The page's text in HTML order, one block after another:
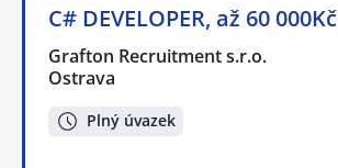
C# DEVELOPER, až 60 000Kč
Grafton Recruitment s.r.o.
Ostrava
Plný úvazek